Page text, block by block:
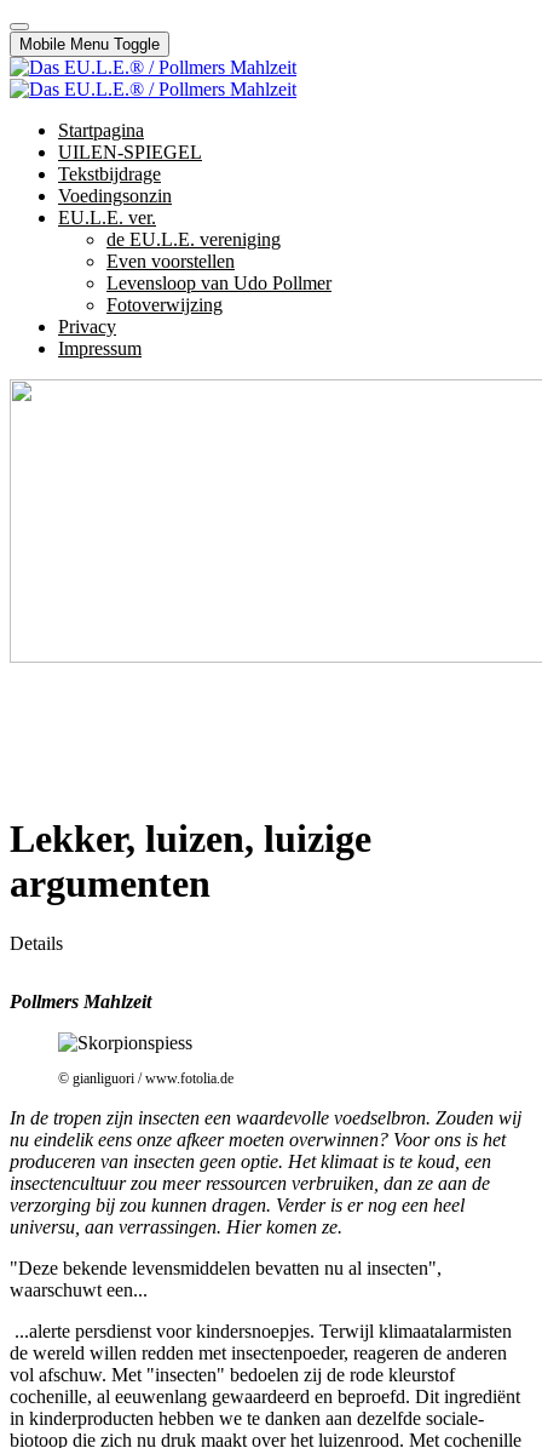
Mobile Menu Toggle
Startpagina
UILEN-SPIEGEL
Tekstbijdrage
Voedingsonzin
EU.L.E. ver.
de EU.L.E. vereniging
Even voorstellen
Levensloop van Udo Pollmer
Fotoverwijzing
Privacy
Impressum
Lekker, luizen, luizige
argumenten
Details
Pollmers Mahlzeit
© gianliguori / www.fotolia.de
In de tropen zijn insecten een waardevolle voedselbron. Zouden wij
nu eindelik eens onze afkeer moeten overwinnen? Voor ons is het
produceren van insecten geen optie. Het klimaat is te koud, een
insectencultuur zou meer ressourcen verbruiken, dan ze aan de
verzorging bij zou kunnen dragen. Verder is er nog een heel
universu, aan verrassingen. Hier komen ze.
"Deze bekende levensmiddelen bevatten nu al insecten",
waarschuwt een...
...alerte persdienst voor kindersnoepjes. Terwijl klimaatalarmisten
de wereld willen redden met insectenpoeder, reageren de anderen
vol afschuw. Met "insecten" bedoelen zij de rode kleurstof
cochenille, al eeuwenlang gewaardeerd en beproefd. Dit ingrediënt
in kinderproducten hebben we te danken aan dezelfde sociale-
biotoop die zich nu druk maakt over het luizenrood. Met cochenille